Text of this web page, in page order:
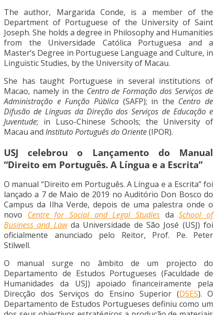
The author, Margarida Conde, is a member of the
Department of Portuguese of the University of Saint
Joseph. She holds a degree in Philosophy and Humanities
from the Universidade Católica Portuguesa and a
Master’s Degree in Portuguese Language and Culture, in
Linguistic Studies, by the University of Macau.
She has taught Portuguese in several institutions of
Macao, namely in the Centro de Formação dos Serviços de
Administração e Função Pública(SAFP); in the Centro de
Difusão de Línguas da Direção dos Serviços de Educação e
Juventude; in Luso-Chinese Schools; the University of
Macau and Instituto Português do Oriente(IPOR).
USJ celebrou o Lançamento do Manual
“Direito em Português. A Língua e a Escrita”
O manual “Direito em Português. A Língua e a Escrita” foi
lançado a 7 de Maio de 2019 no Auditório Don Bosco do
Campus da Ilha Verde, depois de uma palestra onde o
novo Centre for Social and Legal Studies daSchool of
Business and Lawda Universidade de São José (USJ) foi
oficialmente anunciado pelo Reitor, Prof. Pe. Peter
Stilwell.
O manual surge no âmbito de um projecto do
Departamento de Estudos Portugueses (Faculdade de
Humanidades da USJ) apoiado financeiramente pela
Direcção dos Serviços do Ensino Superior (DSES). O
Departamento de Estudos Portugueses definiu como um